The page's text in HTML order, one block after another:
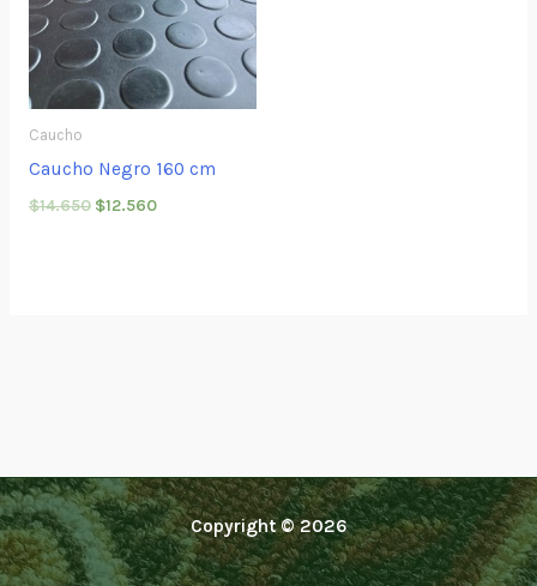
Caucho
Caucho Negro 160 cm
$14.650 $12.560
Copyright © 2026